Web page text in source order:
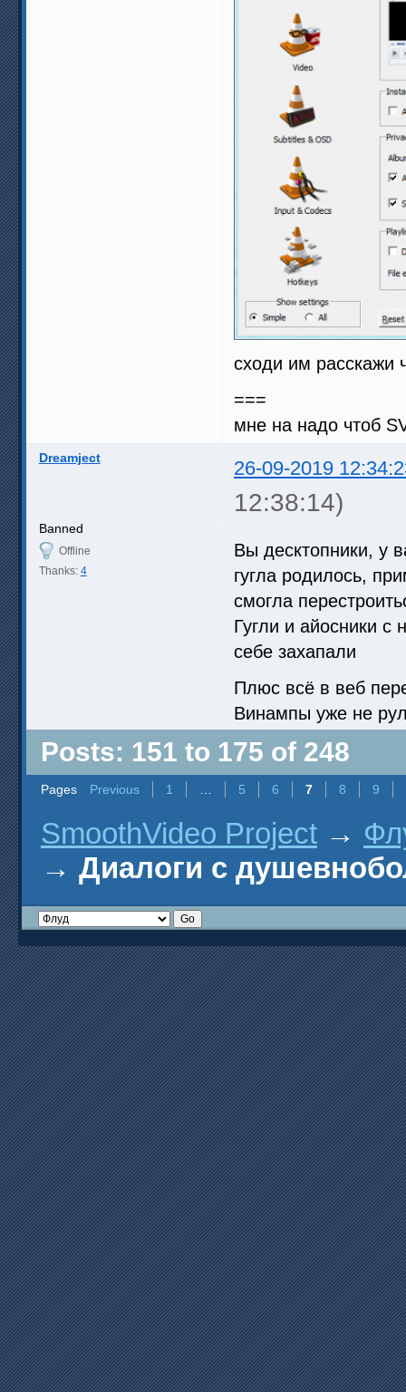
сходи им расскажи
===
мне на надо чтоб
Dreamject 26-09-2019
12:38:14)
Banned
Offline
Thanks: 4
Вы десктопники, у
гугла родилось,
смогла
Гугли и айосники
себе захапали
Плюс всё в веб
Винампы уже не
Posts: 151 to 175 of 248
Pages Previous 1 5 6 7 8 9
SmoothVideo Project →
→ Диалоги с